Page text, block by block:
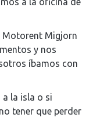
Motorent Migjorn
y nos
íbamos con
la isla o si
tener que perder